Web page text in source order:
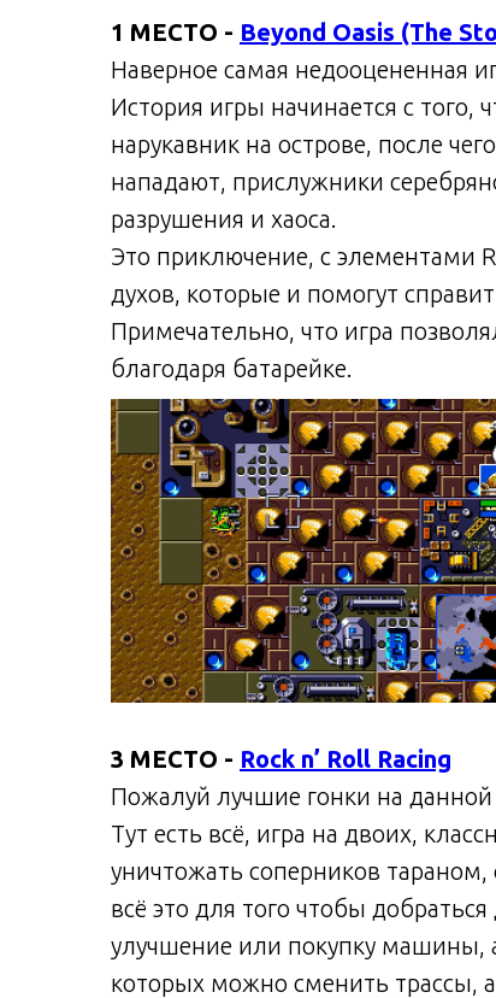
1 МЕСТО - Beyond Oasis (The
Наверное самая недооцененная
История игры начинается с
нарукавник на острове, после
нападают, прислужники
разрушения и хаоса.
Это приключение, с элементами
духов, которые и помогут
Примечательно, что игра
благодаря батарейке.
3 МЕСТО - Rock n’ Roll Racing
Пожалуй лучшие гонки на данной
Тут есть всё, игра на двоих,
уничтожать соперников
всё это для того чтобы
улучшение или покупку машины,
которых можно сменить трассы,